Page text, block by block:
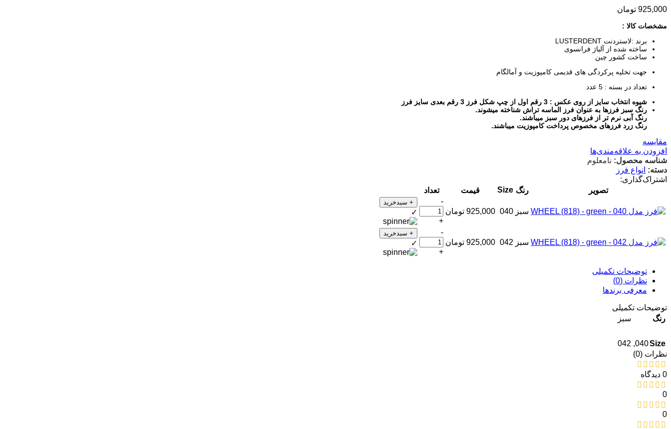
925,000 تومان
مشخصات کالا :
برند :لاستردنت LUSTERDENT
ساخته شده از آلیاژ فرانسوی
ساخت کشور چین
جهت تخلیه پرکردگی های قدیمی کامپوزیت و آمالگام
تعداد در بسته : 5 عدد
شیوه انتخاب سایز از روی عکس : 3 رقم اول از چپ شکل فرز 3 رقم بعدی سایز فرز
رنگ سبز فرزها به عنوان فرز الماسه تراش شناخته میشوند.
رنگ آبی نرم تر از فرزهای دور سبز میباشند.
رنگ زرد فرزهای مخصوص پرداخت کامپوزیت میباشند.
مقایسه
افزودن به علاقه‌مندی‌ها
شناسه محصول: نامعلوم
دسته: انواع فرز
اشتراک‌گذاری:
تصویر
رنگ Size قیمت تعداد
سبز 040
925,000 تومان
-
+
+ سبدخرید
✓
سبز 042
925,000 تومان
-
+
+ سبدخرید
✓
توضیحات تکمیلی
نظرات (0)
معرفی برند‌ها
توضیحات تکمیلی
رنگ
سبز
Size
040
,
042
نظرات (0)
0 دیدگاه
0
0